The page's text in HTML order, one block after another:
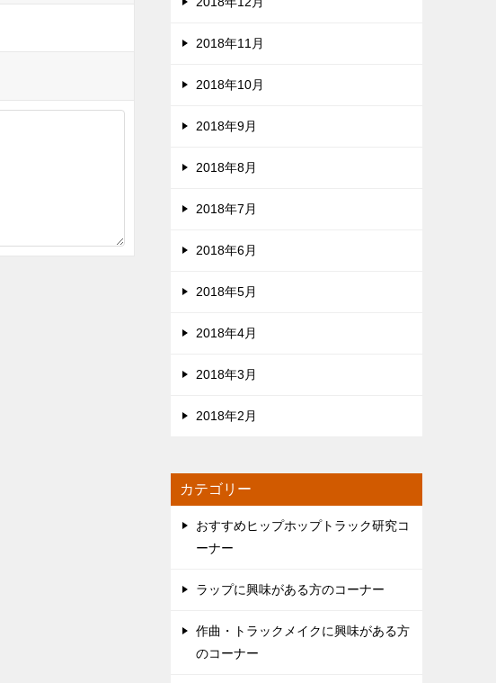
2018年11月
2018年10月
2018年9月
2018年8月
2018年7月
2018年6月
2018年5月
2018年4月
2018年3月
2018年2月
カテゴリー
おすすめヒップホップトラック研究コ
ーナー
ラップに興味がある方のコーナー
作曲・トラックメイクに興味がある方
のコーナー